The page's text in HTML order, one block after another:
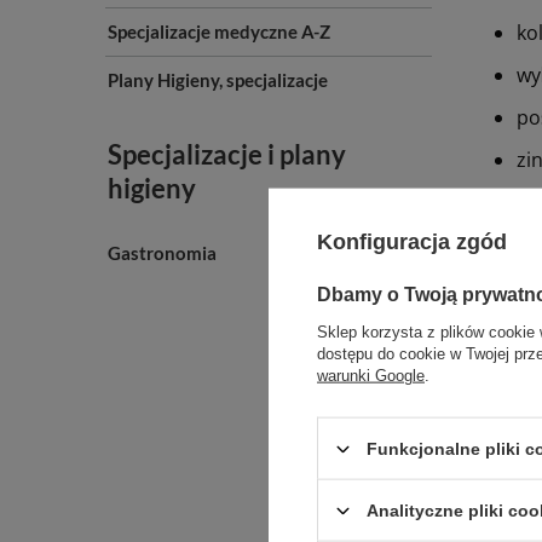
Specjalizacje medyczne A-Z
Plany Higieny, specjalizacje
Specjalizacje i plany
higieny
Gastronomia Konfiguracja zgód
Dbamy o Twoją
Sklep korzysta z plików cookie
dostępu do cookie w Twojej
warunki Google
Funkcjonalne pliki
Analityczne pliki